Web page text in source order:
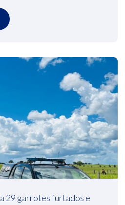
29 garrotes furtados e